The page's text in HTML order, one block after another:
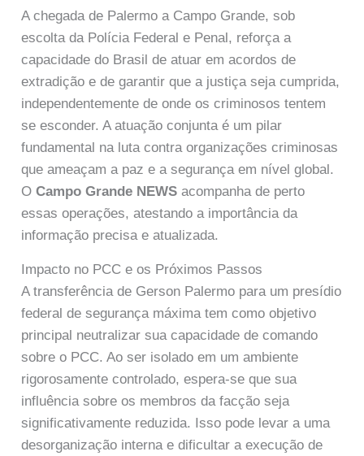
A chegada de Palermo a Campo Grande, sob
escolta da Polícia Federal e Penal, reforça a
capacidade do Brasil de atuar em acordos de
extradição e de garantir que a justiça seja cumprida,
independentemente de onde os criminosos tentem
se esconder. A atuação conjunta é um pilar
fundamental na luta contra organizações criminosas
que ameaçam a paz e a segurança em nível global.
OCampo Grande NEWS acompanha de perto
essas operações, atestando a importância da
informação precisa e atualizada.
Impacto no PCC e os Próximos Passos
A transferência de Gerson Palermo para um presídio
federal de segurança máxima tem como objetivo
principal neutralizar sua capacidade de comando
sobre o PCC. Ao ser isolado em um ambiente
rigorosamente controlado, espera-se que sua
influência sobre os membros da facção seja
significativamente reduzida. Isso pode levar a uma
desorganização interna e dificultar a execução de